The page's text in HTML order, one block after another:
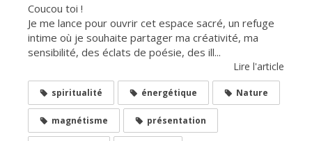
Coucou toi !
Je me lance pour ouvrir cet espace sacré, un refuge
intime où je souhaite partager ma créativité, ma
sensibilité, des éclats de poésie, des ill...
Lire l'article
spiritualité énergétique Nature
magnétisme présentation